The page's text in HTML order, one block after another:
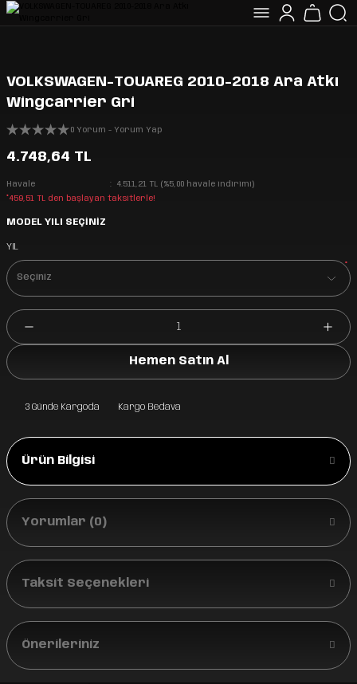
VOLKSWAGEN-TOUAREG 2010-2018 Ara Atkı
Wingcarrier Gri
0 Yorum - Yorum Yap
4.748,64 TL
Havale
4.511,21 TL (%5,00 havale indirimi)
*459,51 TL den başlayan taksitlerle!
MODEL YILI SEÇİNİZ
YIL
*
Hemen Satın Al
3 Günde Kargoda Kargo Bedava
Ürün Bilgisi
Yorumlar (0)
Taksit Seçenekleri
Önerileriniz